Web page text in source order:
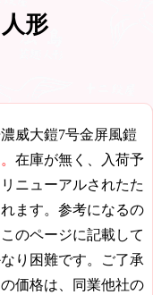
形
威大鎧7号金屏風鎧
在庫が無く、入荷予
ニューアルされたた
ます。参考になるの
のページに記載して
り困難です。ご了承
価格は、同業他社の